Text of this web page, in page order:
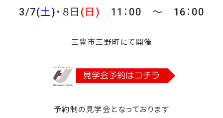
3/7(土) ・８日 (日) 11：00 ～ 16：00
三豊市三野町にて開催
予約制の見学会となっております